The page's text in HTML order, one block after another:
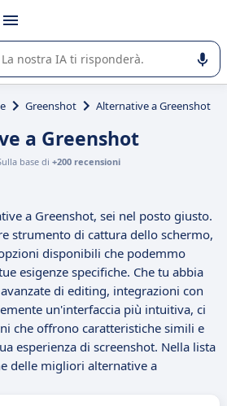
o nella scelta di un
azienda.
Greenshot Alternative a Greenshot
a Greenshot
base di +200 recensioni
a Greenshot, sei nel posto giusto.
strumento di cattura dello schermo,
disponibili che podemmo
esigenze specifiche. Che tu abbia
di editing, integrazioni con
un'interfaccia più intuitiva, ci
che offrono caratteristiche simili e
esperienza di screenshot. Nella lista
delle migliori alternative a